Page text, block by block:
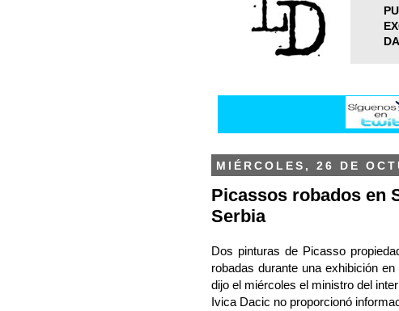
MIÉRCOLES, 26 DE
Picassos robados en
Serbia
Dos pinturas de Picasso
robadas durante una exhibición
dijo el miércoles el ministro del
Ivica Dacic no proporcionó